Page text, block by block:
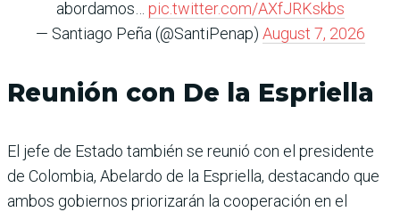
abordamos… pic.twitter.com/AXfJRKskbs
— Santiago Peña (@SantiPenap) August 7, 2026
Reunión con De la Espriella
El jefe de Estado también se reunió con el presidente
de Colombia, Abelardo de la Espriella, destacando que
ambos gobiernos priorizarán la cooperación en el